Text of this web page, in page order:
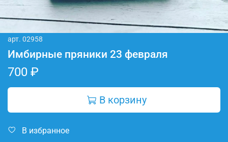
арт. 02958
Имбирные пряники 23 февраля
700 ₽
В корзину
В избранное